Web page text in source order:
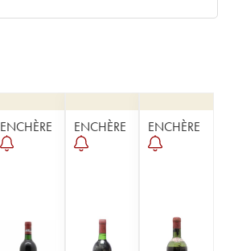
ENCHÈRE ENCHÈRE ENCHÈRE